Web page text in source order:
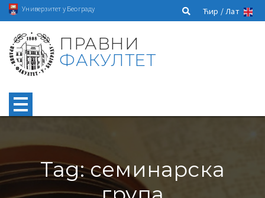
Универзитет у Београду Ћир /Лат
ПРАВНИ
ФАКУЛТЕТ
Tag: семинарска